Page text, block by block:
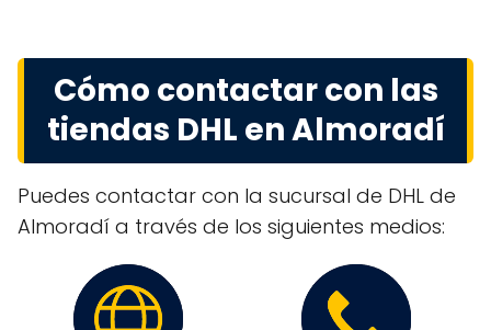
Cómo contactar con las
tiendas DHL en Almoradí
Puedes contactar con la sucursal de DHL de
Almoradí a través de los siguientes medios: